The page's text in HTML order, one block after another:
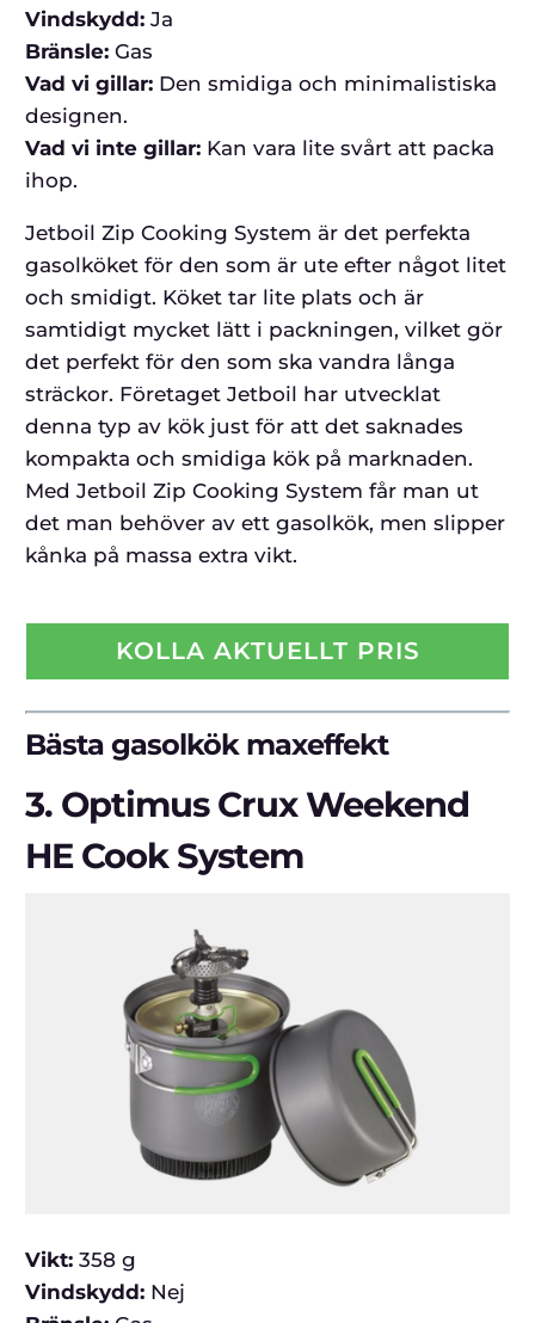
Vindskydd: Ja
Bränsle:Gas
Vad vi gillar: Den smidiga och minimalistiska
designen.
Vad vi inte gillar: Kan vara lite svårt att packa
ihop.
Jetboil Zip Cooking System är det perfekta
gasolköket för den som är ute efter något litet
och smidigt. Köket tar lite plats och är
samtidigt mycket lätt i packningen, vilket gör
det perfekt för den som ska vandra långa
sträckor. Företaget Jetboil har utvecklat
denna typ av kök just för att det saknades
kompakta och smidiga kök på marknaden.
Med Jetboil Zip Cooking System får man ut
det man behöver av ett gasolkök, men slipper
kånka på massa extra vikt.
KOLLA AKTUELLT PRIS
Bästa gasolkök maxeffekt
3. Optimus Crux Weekend
HE Cook System
Vikt:358 g
Vindskydd: Nej